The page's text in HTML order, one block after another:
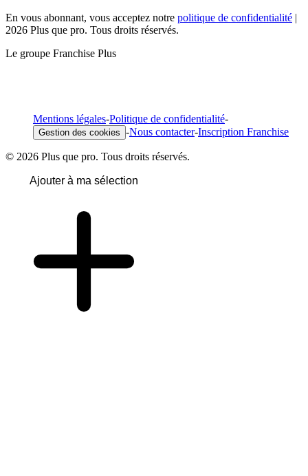
En vous abonnant, vous acceptez notre politique de confidentialité |
2026 Plus que pro. Tous droits réservés.
Le groupe Franchise Plus
Mentions légales-Politique de confidentialité-
Gestion des cookies -Nous contacter-Inscription Franchise
© 2026 Plus que pro. Tous droits réservés.
Ajouter à ma sélection